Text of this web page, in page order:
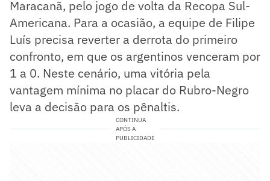
Maracanã, pelo jogo de volta da Recopa Sul-
Americana. Para a ocasião, a equipe de Filipe
Luís precisa reverter a derrota do primeiro
confronto, em que os argentinos venceram por
1 a 0. Neste cenário, uma vitória pela
vantagem mínima no placar do Rubro-Negro
leva a decisão para os pênaltis.
CONTINUA
APÓS A
PUBLICIDADE